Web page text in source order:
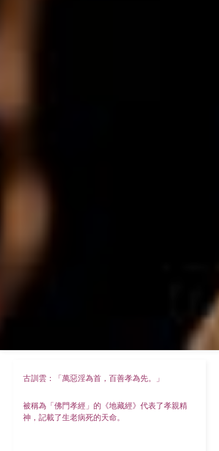
古訓雲：「萬惡淫為首，百善孝為先。」
被稱為「佛門孝經」的《地藏經》代表了孝親精
神，記載了生老病死的天命。